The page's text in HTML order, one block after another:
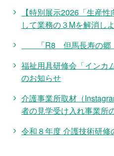
【特別展示2026「生産
して業務の３Mを解消し
「R8 但馬長寿の郷
福祉用具研修会「インカ
のお知らせ
介護事業所取材（
者の見学受け入れ事業所
令和８年度 介護技術研修